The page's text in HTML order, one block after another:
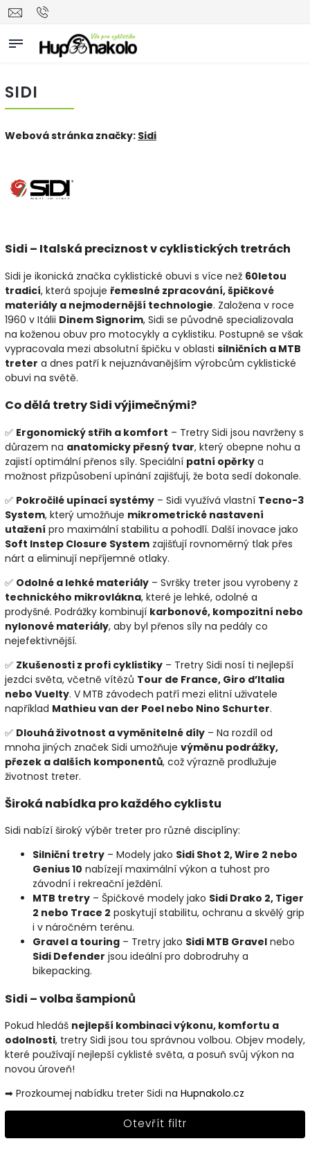
SIDI
Webová stránka značky: Sidi
Sidi – Italská preciznost v cyklistických tretrách
Sidi je ikonická značka cyklistické obuvi s více než 60letou
tradicí, která spojuje řemeslné zpracování, špičkové
materiály a nejmodernější technologie. Založena v roce
1960 v Itálii Dinem Signorim, Sidi se původně specializovala
na koženou obuv pro motocykly a cyklistiku. Postupně se však
vypracovala mezi absolutní špičku v oblasti silničních a MTB
treter a dnes patří k nejuznávanějším výrobcům cyklistické
obuvi na světě.
Co dělá tretry Sidi výjimečnými?
✅ Ergonomický střih a komfort – Tretry Sidi jsou navrženy s
důrazem na anatomicky přesný tvar, který obepne nohu a
zajistí optimální přenos síly. Speciální patní opěrky a
možnost přizpůsobení upínání zajišťují, že bota sedí dokonale.
✅ Pokročilé upínací systémy – Sidi využívá vlastní Tecno-3
System, který umožňuje mikrometrické nastavení
utažení pro maximální stabilitu a pohodlí. Další inovace jako
Soft Instep Closure System zajišťují rovnoměrný tlak přes
nárt a eliminují nepříjemné otlaky.
✅ Odolné a lehké materiály – Svršky treter jsou vyrobeny z
technického mikrovlákna, které je lehké, odolné a
prodyšné. Podrážky kombinují karbonové, kompozitní nebo
nylonové materiály, aby byl přenos síly na pedály co
nejefektivnější.
✅ Zkušenosti z profi cyklistiky – Tretry Sidi nosí ti nejlepší
jezdci světa, včetně vítězů Tour de France, Giro d’Italia
nebo Vuelty. V MTB závodech patří mezi elitní uživatele
například Mathieu van der Poel nebo Nino Schurter.
✅ Dlouhá životnost a vyměnitelné díly – Na rozdíl od
mnoha jiných značek Sidi umožňuje výměnu podrážky,
přezek a dalších komponentů, což výrazně prodlužuje
životnost treter.
Široká nabídka pro každého cyklistu
Sidi nabízí široký výběr treter pro různé disciplíny:
Silniční tretry – Modely jako Sidi Shot 2, Wire 2 nebo
Genius 10 nabízejí maximální výkon a tuhost pro
závodní i rekreační ježdění.
MTB tretry – Špičkové modely jako Sidi Drako 2, Tiger
2 nebo Trace 2 poskytují stabilitu, ochranu a skvělý grip
i v náročném terénu.
Gravel a touring – Tretry jako Sidi MTB Gravel nebo
Sidi Defender jsou ideální pro dobrodruhy a
bikepacking.
Sidi – volba šampionů
Pokud hledáš nejlepší kombinaci výkonu, komfortu a
odolnosti, tretry Sidi jsou tou správnou volbou. Objev modely,
které používají nejlepší cyklisté světa, a posuň svůj výkon na
novou úroveň!
➡ Prozkoumej nabídku treter Sidi na Hupnakolo.cz
Otevřít filtr